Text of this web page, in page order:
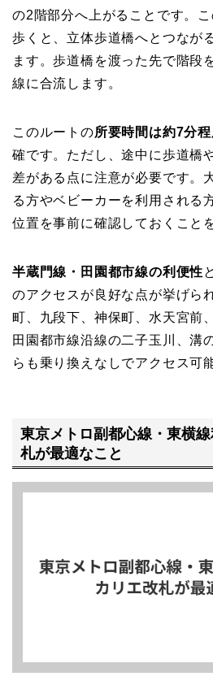
の2階部分へ上がることです。
歩くと、立体歩道橋へとつなが
ます。歩道橋を渡った先で階段
線に合流します。
このルートの所要時間は約7分
確です。ただし、途中に歩道橋
差がある点に注意が必要です。
る方やベビーカーを利用される
位置を事前に確認しておくこと
半蔵門線・田園都市線の利便性
のアクセスが良好な点が挙げら
町、九段下、神保町、水天宮前
田園都市線沿線の二子玉川、溝
らも乗り換えなしでアクセス可
東京メトロ副都心線・東横
札が最適なこと